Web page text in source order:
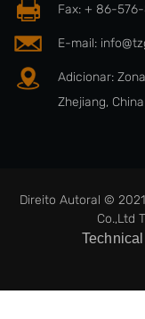
Fax: + 86-
E-mail:
Adicionar:
Zhejiang, China
Direito Autoral ©
Co.,Ltd